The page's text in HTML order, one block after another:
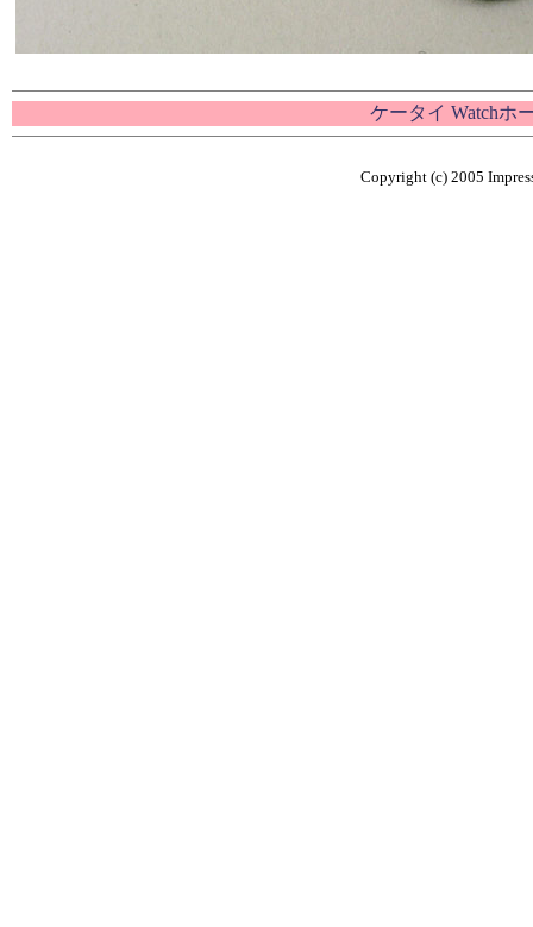
ケータイ Watchホ
Copyright (c) 2005